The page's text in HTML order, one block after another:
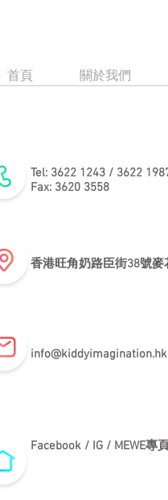
首頁 關於我們
Tel: 3622 1243 / 3622
​Fax: 3620 3558
香港旺角奶路臣街38號麥
info@kiddyimagination.hk
​Facebook / IG / MEWE專